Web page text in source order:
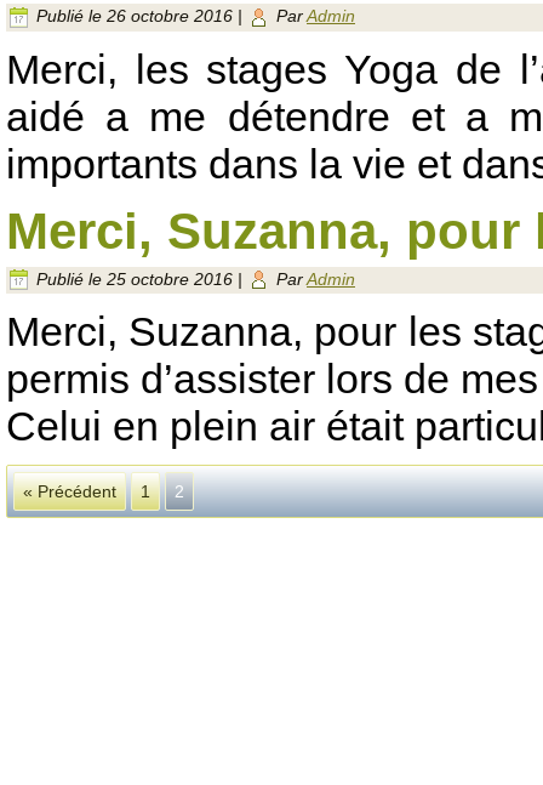
Publié le 26 octobre 2016 | ParAdmin
Merci, les stages Yoga de
aidé a me détendre et a
importants dans la vie et
Merci, Suzanna, pour
Publié le 25 octobre 2016 | ParAdmin
Merci, Suzanna, pour les
permis d’assister lors de
Celui en plein air était
« Précédent 1 2